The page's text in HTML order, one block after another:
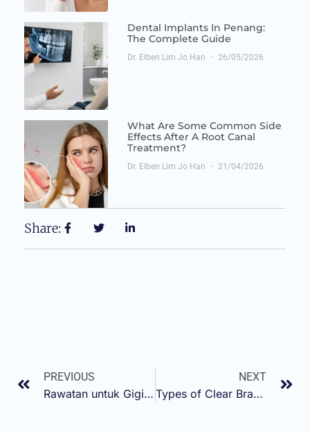
Dental Implants In Penang:
The Complete Guide
Dr. Elben Lim Jo Han 26/05/2026
What Are Some Common Side
Effects After A Root Canal
Treatment?
Dr. Elben Lim Jo Han 21/04/2026
Share:
PREVIOUS
Rawatan untuk Gigi Berlapis Pakai Braces
NEXT
Types of Clear Braces: Find the Right Fit for You